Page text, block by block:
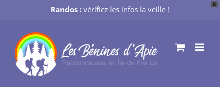
X
Randos : vérifiez les infos la veille !
contenu